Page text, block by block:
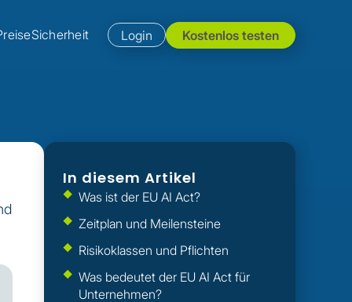
Sicherheit Login Kostenlos testen
In diesem Artikel
Was ist der EU AI Act?
Zeitplan und Meilensteine‍
Risikoklassen und Pflichten‍
Was bedeutet der EU AI Act für
Unternehmen?